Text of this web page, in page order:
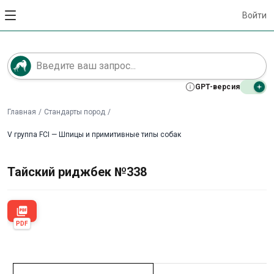
Войти
GPT-версия
Главная / Стандарты пород /
V группа FCI — Шпицы и примитивные типы собак
Тайский риджбек №338
picture_as_pdf
PDF